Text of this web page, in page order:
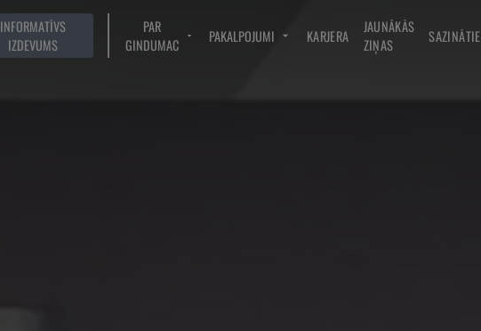
INFORMATĪVS
IZDEVUMS
PAR
GINDUMAC
PAKALPOJUMI KARJERA
JAUNĀKĀS
ZIŅAS